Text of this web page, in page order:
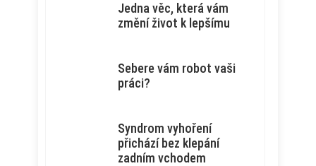
Jedna věc, která vám
změní život k lepšímu
Sebere vám robot vaši
práci?
Syndrom vyhoření
přichází bez klepání
zadním vchodem